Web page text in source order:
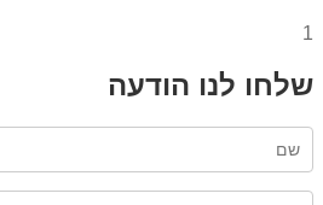
1
שלחו לנו הודעה